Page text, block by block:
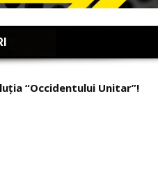
“Occidentului Unitar”!
dimineață la ce a pierdut”!